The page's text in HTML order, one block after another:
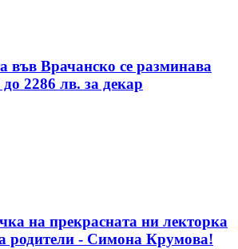
във Врачанско се разминава
2286 лв. за декар
на прекрасната ни лекторка
родители - Симона Крумова!